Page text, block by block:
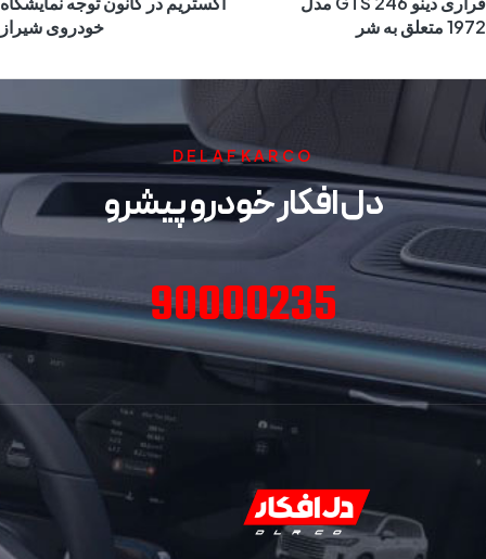
1972 متعلق به شر
خودروی شیراز
DELAFKARCO
دل افکار خودرو پیشرو
90000235